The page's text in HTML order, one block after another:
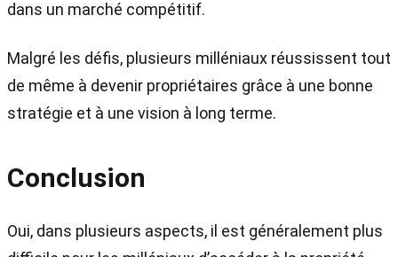
dans un marché compétitif.
Malgré les défis, plusieurs milléniaux réussissent tout
de même à devenir propriétaires grâce à une bonne
stratégie et à une vision à long terme.
Conclusion
Oui, dans plusieurs aspects, il est généralement plus